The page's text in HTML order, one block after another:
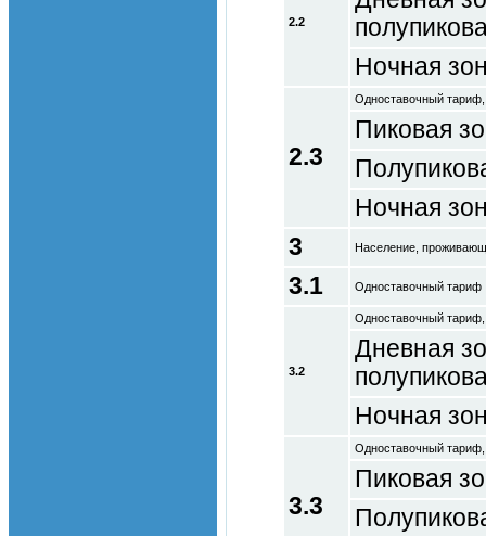
2.2
Ночная
2.3
Одноставочный
Пиковая
Ночная
3
Население,
3.1 Одноставочный тариф
3.2
Одноставочный
Дневная
Ночная
3.3
Одноставочный
Пиковая